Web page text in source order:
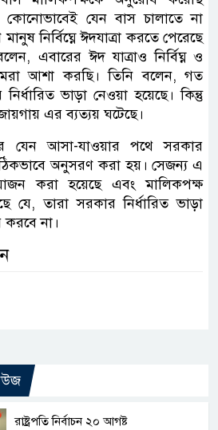
যেন বাস চালাতে না
নির্বিঘ্নে ঈদযাত্রা করতে পেরেছে
এবারের ঈদ যাত্রাও নির্বিঘ্ন ও
আশা করছি। তিনি বলেন, গত
ভাড়া নেওয়া হয়েছে। কিন্তু
এর ব্যত্যয় ঘটেছে।
যেন আসা-যাওয়ার পথে সরকার
অনুসরণ করা হয়। সেজন্য এ
করা হয়েছে এবং মালিকপক্ষ
যে, তারা সরকার নির্ধারিত ভাড়া
না।
রাষ্ট্রপতি নির্বাচন ২০ আগষ্ট